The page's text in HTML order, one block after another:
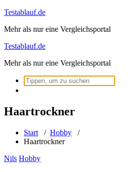
Zum
springen
Testablauf.de
Mehr als nur eine Vergleichsportal
Testablauf.de
Mehr als nur eine Vergleichsportal
Suchen
nach:
Haartrockner
Start / Hobby /
Haartrockner
Nils Hobby